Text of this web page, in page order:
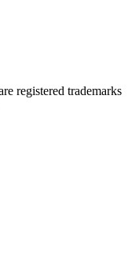
registered trademarks